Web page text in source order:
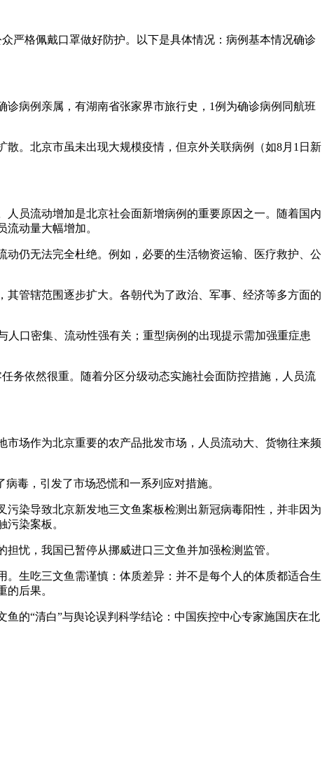
严格佩戴口罩做好防护。以下是具体情况：病例基本情况确诊
病例亲属，有湖南省张家界市旅行史，1例为确诊病例同航班
。北京市虽未出现大规模疫情，但京外关联病例（如8月1日新
员流动增加是北京社会面新增病例的重要原因之一。随着国内
动量大幅增加。
仍无法完全杜绝。例如，必要的生活物资运输、医疗救护、公
管辖范围逐步扩大。各朝代为了政治、军事、经济等多方面的
口密集、流动性强有关；重型病例的出现提示需加强重症患
务依然很重。随着分区分级动态实施社会面防控措施，人员流
场作为北京重要的农产品批发市场，人员流动大、货物往来频
毒，引发了市场恐慌和一系列应对措施。
染导致北京新发地三文鱼案板检测出新冠病毒阳性，并非因为
染案板。
忧，我国已暂停从挪威进口三文鱼并加强检测监管。
生吃三文鱼需谨慎：体质差异：并不是每个人的体质都适合生
后果。
的“清白”与舆论误判科学结论：中国疾控中心专家施国庆在北